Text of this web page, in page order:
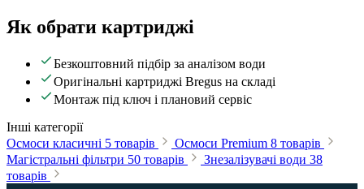
Як обрати картриджі
Безкоштовний підбір за аналізом води
Оригінальні картриджі Bregus на складі
Монтаж під ключ і плановий сервіс
Інші категорії
Осмоси класичні 5 товарів Осмоси Premium 8 товарів
Магістральні фільтри 50 товарів Знезалізувачі води 38
товарів